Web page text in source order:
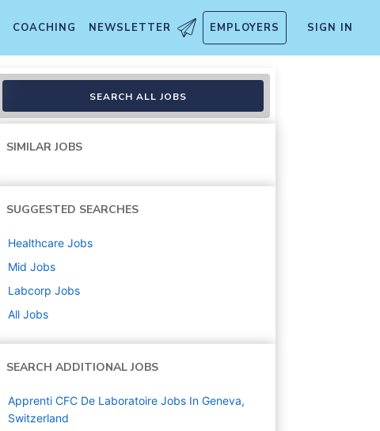
COACHING NEWSLETTER EMPLOYERS SIGN IN
SEARCH ALL JOBS
SIMILAR JOBS
SUGGESTED SEARCHES
Healthcare Jobs
Mid Jobs
Labcorp Jobs
All Jobs
SEARCH ADDITIONAL JOBS
Apprenti CFC De Laboratoire Jobs In Geneva,
Switzerland